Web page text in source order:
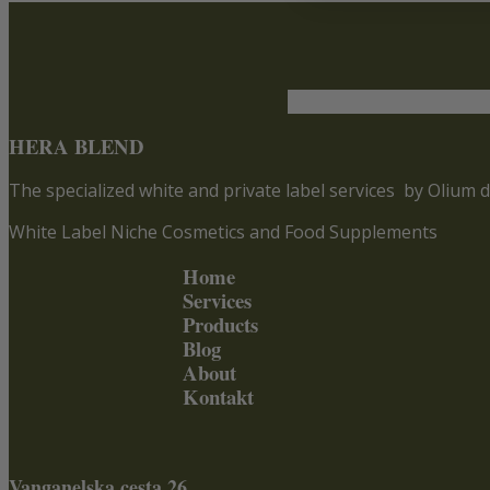
HERA BLEND
The specialized white and private label services by Olium
White Label Niche Cosmetics and Food Supplements
Home
Services
Products
Blog
About
Kontakt